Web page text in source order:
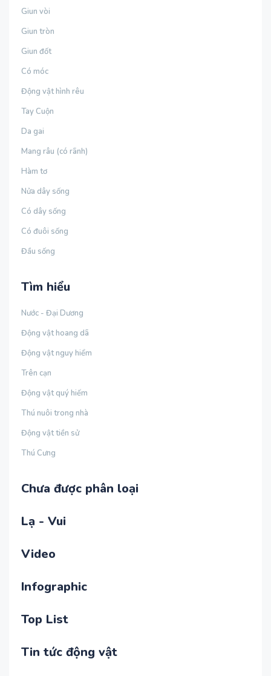
Giun vòi
Giun tròn
Giun đốt
Có móc
Động vật hình rêu
Tay Cuộn
Da gai
Mang râu (có rãnh)
Hàm tơ
Nửa dây sống
Có dây sống
Có đuôi sống
Đầu sống
Tìm hiểu
Nước - Đại Dương
Động vật hoang dã
Động vật nguy hiểm
Trên cạn
Động vật quý hiếm
Thú nuôi trong nhà
Động vật tiền sử
Thú Cưng
Chưa được phân loại
Lạ - Vui
Video
Infographic
Top List
Tin tức động vật